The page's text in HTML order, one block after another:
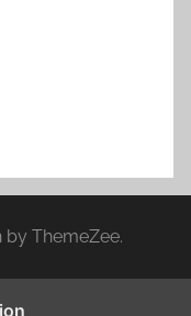
ThemeZee.